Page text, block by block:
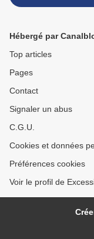
césarienne et
Hébergé par
Top articles
Pages
Contact
Signaler un abus
C.G.U.
Cookies et données
Préférences cookies
Voir le profil de